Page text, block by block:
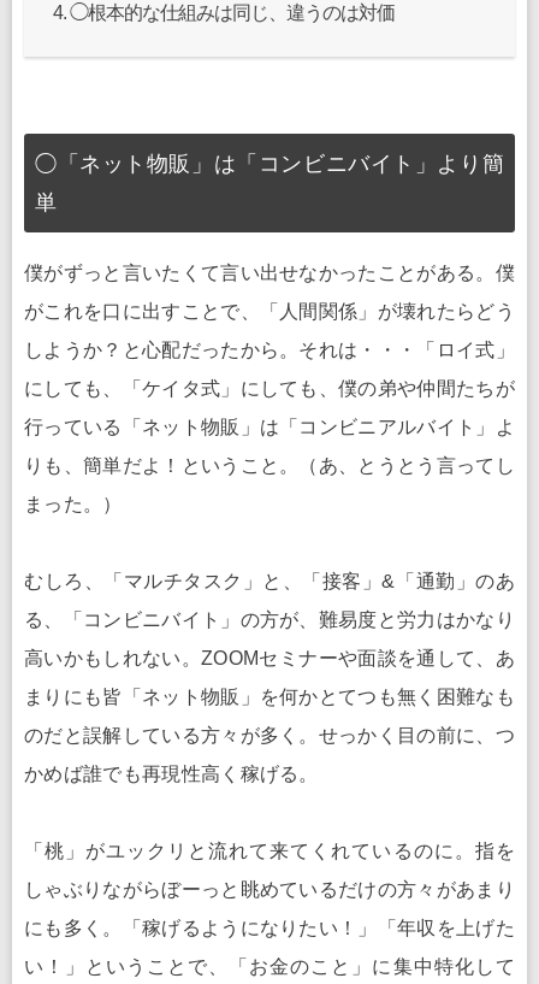
◯根本的な仕組みは同じ、違うのは対価
◯「ネット物販」は「コンビニバイト」より簡
単
僕がずっと言いたくて言い出せなかったことがある。僕
がこれを口に出すことで、「人間関係」が壊れたらどう
しようか？と心配だったから。それは・・・「ロイ式」
にしても、「ケイタ式」にしても、僕の弟や仲間たちが
行っている「ネット物販」は「コンビニアルバイト」よ
りも、簡単だよ！ということ。（あ、とうとう言ってし
まった。）
むしろ、「マルチタスク」と、「接客」&「通勤」のあ
る、「コンビニバイト」の方が、難易度と労力はかなり
高いかもしれない。ZOOMセミナーや面談を通して、あ
まりにも皆「ネット物販」を何かとてつも無く困難なも
のだと誤解している方々が多く。せっかく目の前に、つ
かめば誰でも再現性高く稼げる。
「桃」がユックリと流れて来てくれているのに。指を
しゃぶりながらぼーっと眺めているだけの方々があまり
にも多く。「稼げるようになりたい！」「年収を上げた
い！」ということで、「お金のこと」に集中特化して